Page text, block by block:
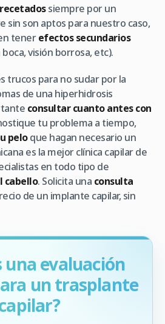
recetadossiempre por un
sin son aptos para nuestro caso,
tenerefectos secundarios
visión borrosa, etc).
trucos para no sudar por la
de una hiperhidrosis
consultar cuanto antes con
tu problema a tiempo,
peloque hagan necesario un
es la mejor clínica capilar de
en todo tipo de
cabello. Solicita una consulta
de un implante capilar, sin
una evaluación
un trasplante